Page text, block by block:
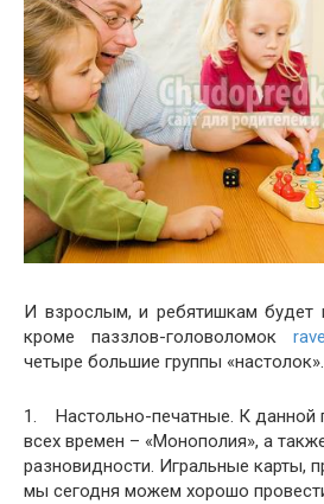
И взрослым, и ребятишкам будет
кроме паззлов-головоломок
четыре большие группы «настолок».
1. Настольно-печатные. К данной
всех времен – «Монополия», а
разновидности. Игральные карты,
мы сегодня можем хорошо